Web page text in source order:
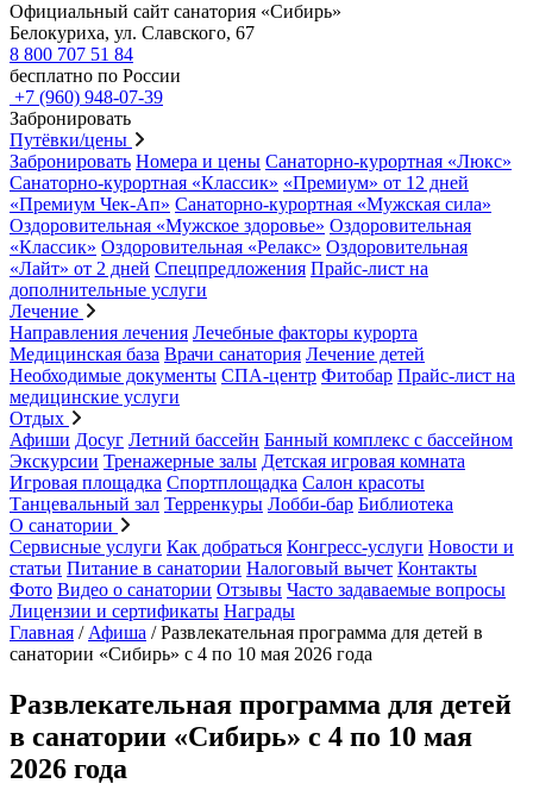
Официальный сайт санатория «Сибирь»
Белокуриха, ул. Славского, 67
8 800 707 51 84
бесплатно по России
+7 (960) 948-07-39
Забронировать
Путёвки/цены
Забронировать Номера и цены Санаторно-курортная «Люкс»
Санаторно-курортная «Классик» «Премиум» от 12 дней
«Премиум Чек-Ап» Санаторно-курортная «Мужская сила»
Оздоровительная «Мужское здоровье» Оздоровительная
«Классик» Оздоровительная «Релакс» Оздоровительная
«Лайт» от 2 дней Спецпредложения Прайс-лист на
дополнительные услуги
Лечение
Направления лечения Лечебные факторы курорта
Медицинская база Врачи санатория Лечение детей
Необходимые документы СПА-центр Фитобар Прайс-лист на
медицинские услуги
Отдых
Афиши Досуг Летний бассейн Банный комплекс с бассейном
Экскурсии Тренажерные залы Детская игровая комната
Игровая площадка Спортплощадка Салон красоты
Танцевальный зал Терренкуры Лобби-бар Библиотека
О санатории
Сервисные услуги Как добраться Конгресс-услуги Новости и
статьи Питание в санатории Налоговый вычет Контакты
Фото Видео о санатории Отзывы Часто задаваемые вопросы
Лицензии и сертификаты Награды
Главная / Афиша /Развлекательная программа для детей в
санатории «Сибирь» с 4 по 10 мая 2026 года
Развлекательная программа для детей
в санатории «Сибирь» с 4 по 10 мая
2026 года